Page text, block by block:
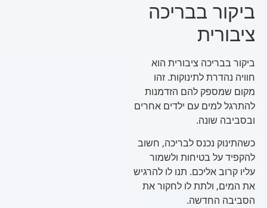
ביקור בבריכה
ציבורית
ביקור בבריכה ציבורית הוא
חוויה נהדרת לתינוקות. זהו
מקום שמספק להם הזדמנות
להתרגל למים עם ילדים אחרים
ובסביבה שונה.
כשהתינוק נכנס לבריכה, חשוב
להקפיד על בטיחות ולשמור
עליו קרוב אליכם. תנו לו להרגיש
את המים, ולתת לו לחקור את
הסביבה החדשה.